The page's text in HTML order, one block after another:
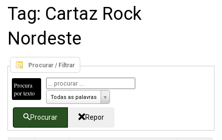
Tag: Cartaz Rock
Nordeste
Procurar / Filtrar
Procura
por texto
Todas as palavras
Procurar Repor